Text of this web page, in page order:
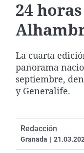
24
La cuarta
panorama
septiembre,
y Generalife.
Redacción
Granada |